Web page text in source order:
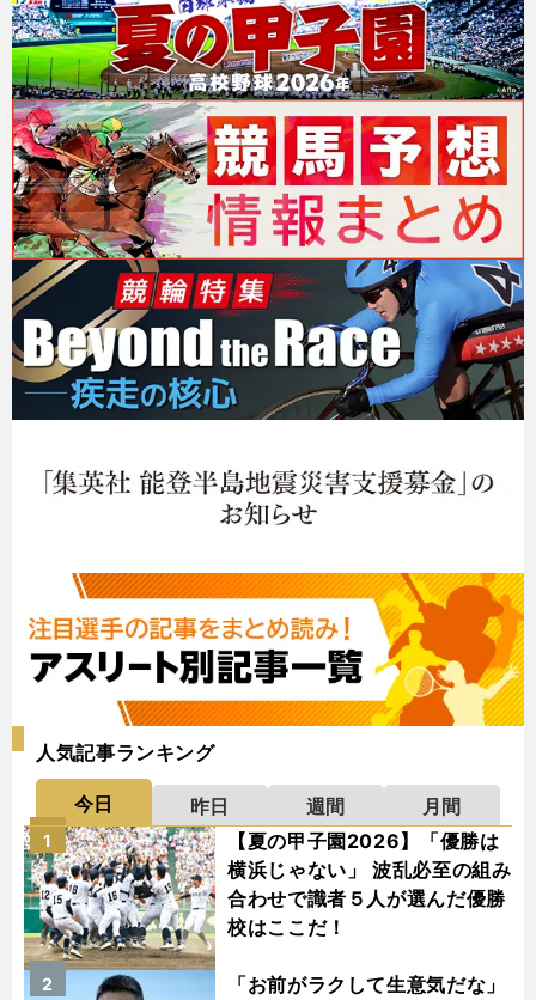
人気記事ランキング
今日 昨日 週間
月間
【夏の甲子園2026】「優勝は
横浜じゃない」 波乱必至の組み
合わせで識者５人が選んだ優勝
校はここだ！
1
「お前がラクして生意気だな」
2